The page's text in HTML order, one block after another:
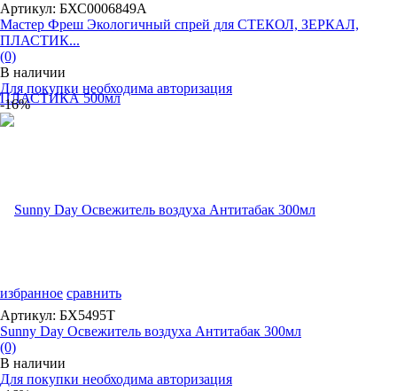
избранное сравнить
Артикул: БХС0006849А
Мастер Фреш Экологичный спрей для СТЕКОЛ, ЗЕРКАЛ,
ПЛАСТИК...
(0)
В наличии
Для покупки необходима авторизация
-16%
Артикул: БХ5495Т
Sunny Day Освежитель воздуха Антитабак 300мл
(0)
В наличии
Для покупки необходима авторизация